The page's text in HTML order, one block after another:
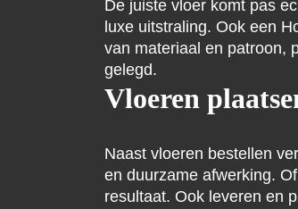
De juiste vloer komt pas
luxe uitstraling. Ook een
van materiaal en patroon,
gelegd.
Vloeren
Naast vloeren bestellen
en duurzame afwerking.
resultaat. Ook leveren en